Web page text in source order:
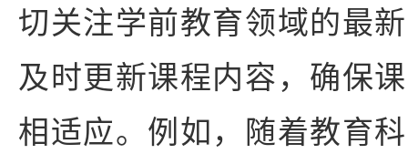
切关注学前教育领域的最
及时更新课程内容，确保
相适应。例如，随着教育